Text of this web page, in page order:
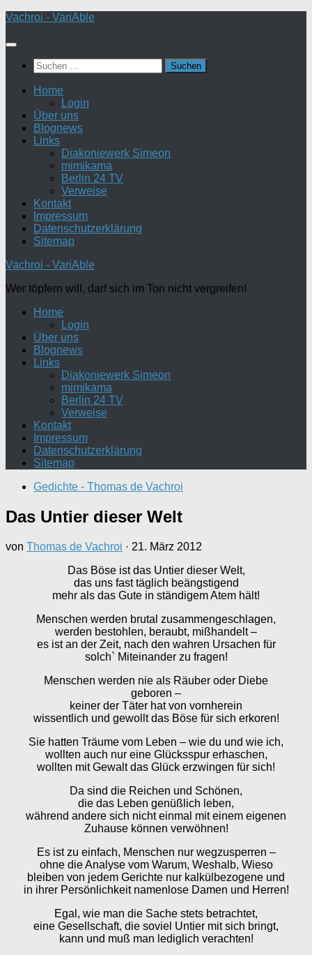
Zum
springen
Vachroi - VariAble
Suchen
nach:
Home
Login
Über uns
Blognews
Links
Diakoniewerk Simeon
mimikama
Berlin 24 TV
Verweise
Kontakt
Impressum
Datenschutzerklärung
Sitemap
Vachroi - VariAble
Wer töpfern will, darf sich im Ton nicht vergreifen!
Home
Login
Über uns
Blognews
Links
Diakoniewerk Simeon
mimikama
Berlin 24 TV
Verweise
Kontakt
Impressum
Datenschutzerklärung
Sitemap
Gedichte - Thomas de Vachroi
Das Untier dieser Welt
von Thomas de Vachroi · 21. März 2012
Das Böse ist das Untier dieser Welt,
das uns fast täglich beängstigend
mehr als das Gute in ständigem Atem hält!
Menschen werden brutal zusammengeschlagen,
werden bestohlen, beraubt, mißhandelt –
es ist an der Zeit, nach den wahren Ursachen für
solch` Miteinander zu fragen!
Menschen werden nie als Räuber oder Diebe
geboren –
keiner der Täter hat von vornherein
wissentlich und gewollt das Böse für sich erkoren!
Sie hatten Träume vom Leben – wie du und wie ich,
wollten auch nur eine Glücksspur erhaschen,
wollten mit Gewalt das Glück erzwingen für sich!
Da sind die Reichen und Schönen,
die das Leben genüßlich leben,
während andere sich nicht einmal mit einem eigenen
Zuhause können verwöhnen!
Es ist zu einfach, Menschen nur wegzusperren –
ohne die Analyse vom Warum, Weshalb, Wieso
bleiben von jedem Gerichte nur kalkülbezogene und
in ihrer Persönlichkeit namenlose Damen und Herren!
Egal, wie man die Sache stets betrachtet,
eine Gesellschaft, die soviel Untier mit sich bringt,
kann und muß man lediglich verachten!